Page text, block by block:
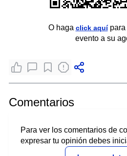
O haga click aquípara
evento a su
Comentarios
Para ver los comentarios de
expresar tu opinión debes